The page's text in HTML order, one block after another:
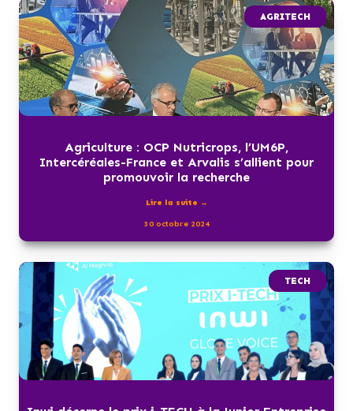
AGRITECH
Agriculture : OCP Nutricrops, l’UM6P,
Intercéréales-France et Arvalis s’allient pour
promouvoir la recherche
Lire la suite →
30 octobre 2024
TECH